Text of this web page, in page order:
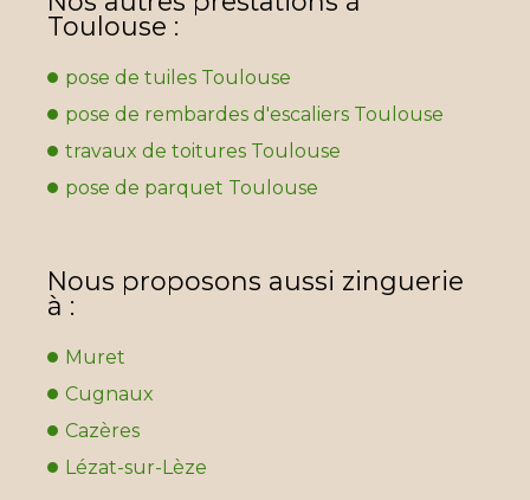
Toulouse :
pose de tuiles Toulouse
pose de rembardes d'escaliers Toulouse
travaux de toitures Toulouse
pose de parquet Toulouse
Nous proposons aussi zinguerie
à :
Muret
Cugnaux
Cazères
Lézat-sur-Lèze